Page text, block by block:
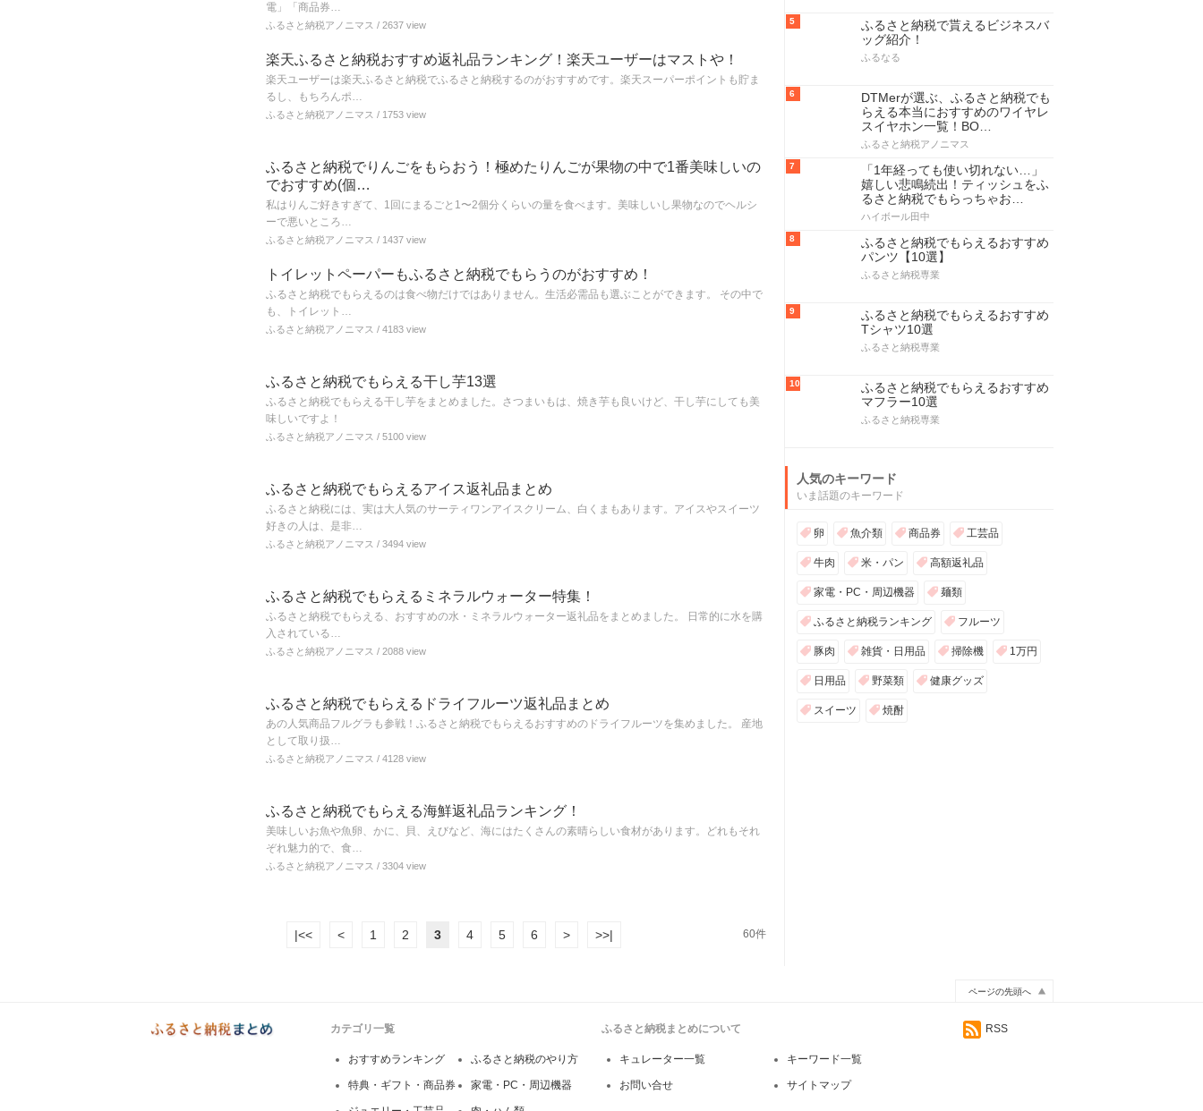
電」「商品券…
ふるさと納税アノニマス / 2637 view
楽天ふるさと納税おすすめ返礼品ランキング！楽天ユーザーはマストや！
楽天ユーザーは楽天ふるさと納税でふるさと納税するのがおすすめです。楽天スーパーポイントも貯ま
るし、もちろんポ…
ふるさと納税アノニマス / 1753 view
ふるさと納税でりんごをもらおう！極めたりんごが果物の中で1番美味しいの
でおすすめ(個…
私はりんご好きすぎて、1回にまるごと1〜2個分くらいの量を食べます。美味しいし果物なのでヘルシ
ーで悪いところ…
ふるさと納税アノニマス / 1437 view
トイレットペーパーもふるさと納税でもらうのがおすすめ！
ふるさと納税でもらえるのは食べ物だけではありません。生活必需品も選ぶことができます。 その中で
も、トイレット…
ふるさと納税アノニマス / 4183 view
ふるさと納税でもらえる干し芋13選
ふるさと納税でもらえる干し芋をまとめました。さつまいもは、焼き芋も良いけど、干し芋にしても美
味しいですよ！
ふるさと納税アノニマス / 5100 view
ふるさと納税でもらえるアイス返礼品まとめ
ふるさと納税には、実は大人気のサーティワンアイスクリーム、白くまもあります。アイスやスイーツ
好きの人は、是非…
ふるさと納税アノニマス / 3494 view
ふるさと納税でもらえるミネラルウォーター特集！
ふるさと納税でもらえる、おすすめの水・ミネラルウォーター返礼品をまとめました。 日常的に水を購
入されている…
ふるさと納税アノニマス / 2088 view
ふるさと納税でもらえるドライフルーツ返礼品まとめ
あの人気商品フルグラも参戦！ふるさと納税でもらえるおすすめのドライフルーツを集めました。 産地
として取り扱…
ふるさと納税アノニマス / 4128 view
ふるさと納税でもらえる海鮮返礼品ランキング！
美味しいお魚や魚卵、かに、貝、えびなど、海にはたくさんの素晴らしい食材があります。どれもそれ
ぞれ魅力的で、食…
ふるさと納税アノニマス / 3304 view
|<< < 1 2 3 4 5 6 > >>| 60件
5
ふるさと納税で貰えるビジネスバ
ッグ紹介！
ふるなる
6
DTMerが選ぶ、ふるさと納税でも
らえる本当におすすめのワイヤレ
スイヤホン一覧！BO…
ふるさと納税アノニマス
7
「1年経っても使い切れない…」
嬉しい悲鳴続出！ティッシュをふ
るさと納税でもらっちゃお…
ハイボール田中
8
ふるさと納税でもらえるおすすめ
パンツ【10選】
ふるさと納税専業
9
ふるさと納税でもらえるおすすめ
Tシャツ10選
ふるさと納税専業
10
ふるさと納税でもらえるおすすめ
マフラー10選
ふるさと納税専業
人気のキーワード
いま話題のキーワード
卵 魚介類 商品券 工芸品
牛肉 米・パン 高額返礼品
家電・PC・周辺機器 麺類
ふるさと納税ランキング フルーツ
豚肉 雑貨・日用品 掃除機 1万円
日用品 野菜類 健康グッズ
スイーツ 焼酎
ページの先頭へ
カテゴリ一覧
おすすめランキング ふるさと納税のやり方
特典・ギフト・商品券 家電・PC・周辺機器
ふるさと納税まとめについて
キュレーター一覧 キーワード一覧
お問い合せ サイトマップ
RSS